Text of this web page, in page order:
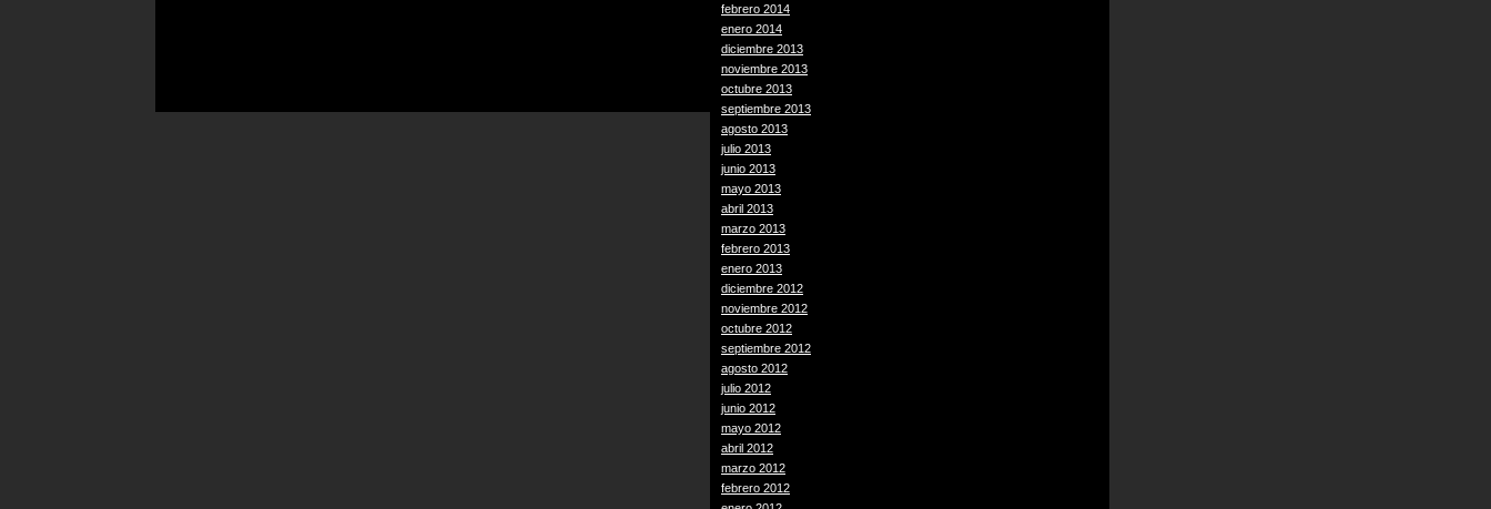
febrero 2014
enero 2014
diciembre 2013
noviembre 2013
octubre 2013
septiembre 2013
agosto 2013
julio 2013
junio 2013
mayo 2013
abril 2013
marzo 2013
febrero 2013
enero 2013
diciembre 2012
noviembre 2012
octubre 2012
septiembre 2012
agosto 2012
julio 2012
junio 2012
mayo 2012
abril 2012
marzo 2012
febrero 2012